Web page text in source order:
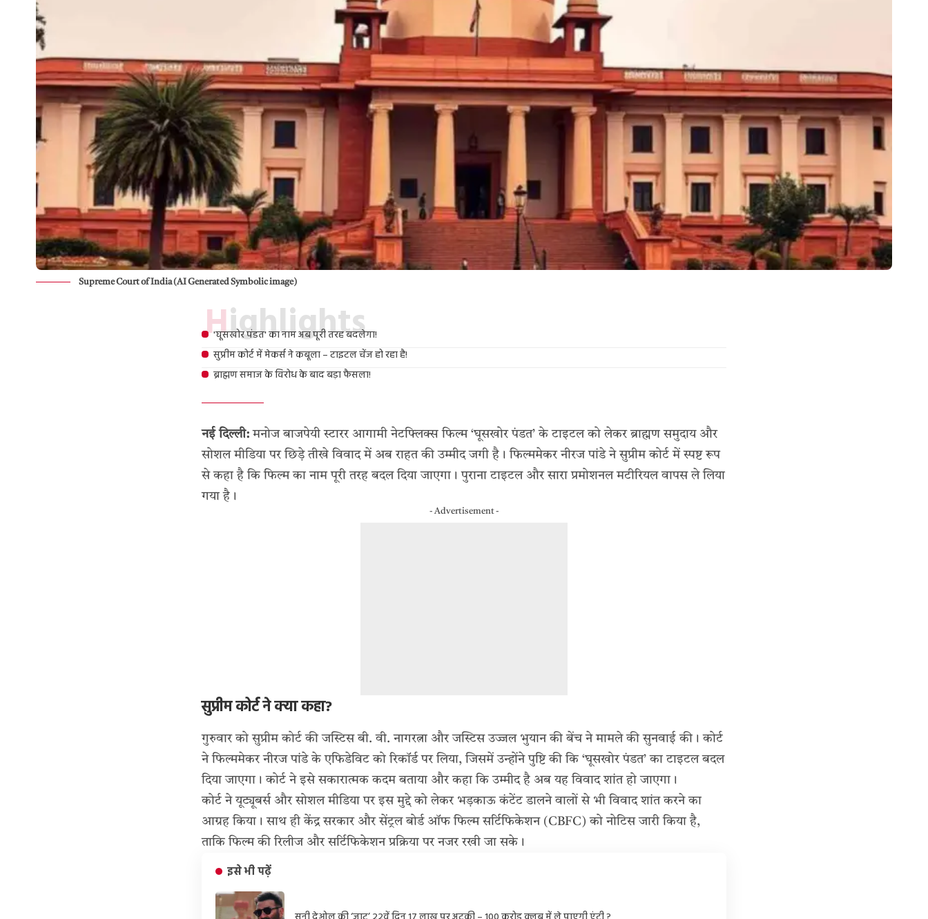
Supreme Court of India (AI Generated Symbolic image)
Highlights
'घूसखोर पंडत' का नाम अब पूरी तरह बदलेगा!
सुप्रीम कोर्ट में मेकर्स ने कबूला – टाइटल चेंज हो रहा है!
ब्राह्मण समाज के विरोध के बाद बड़ा फैसला!
नई दिल्ली: मनोज बाजपेयी स्टारर आगामी नेटफ्लिक्स फिल्म ‘घूसखोर पंडत’ के टाइटल को लेकर ब्राह्मण समुदाय और
सोशल मीडिया पर छिड़े तीखे विवाद में अब राहत की उम्मीद जगी है। फिल्ममेकर नीरज पांडे ने सुप्रीम कोर्ट में स्पष्ट रूप
से कहा है कि फिल्म का नाम पूरी तरह बदल दिया जाएगा। पुराना टाइटल और सारा प्रमोशनल मटीरियल वापस ले लिया
गया है।
- Advertisement -
सुप्रीम कोर्ट ने क्या कहा?
गुरुवार को सुप्रीम कोर्ट की जस्टिस बी. वी. नागरत्ना और जस्टिस उज्जल भुयान की बेंच ने मामले की सुनवाई की। कोर्ट
ने फिल्ममेकर नीरज पांडे के एफिडेविट को रिकॉर्ड पर लिया, जिसमें उन्होंने पुष्टि की कि ‘घूसखोर पंडत’ का टाइटल बदल
दिया जाएगा। कोर्ट ने इसे सकारात्मक कदम बताया और कहा कि उम्मीद है अब यह विवाद शांत हो जाएगा।
कोर्ट ने यूट्यूबर्स और सोशल मीडिया पर इस मुद्दे को लेकर भड़काऊ कंटेंट डालने वालों से भी विवाद शांत करने का
आग्रह किया। साथ ही केंद्र सरकार और सेंट्रल बोर्ड ऑफ फिल्म सर्टिफिकेशन (CBFC) को नोटिस जारी किया है,
ताकि फिल्म की रिलीज और सर्टिफिकेशन प्रक्रिया पर नजर रखी जा सके।
इसे भी पढ़ें